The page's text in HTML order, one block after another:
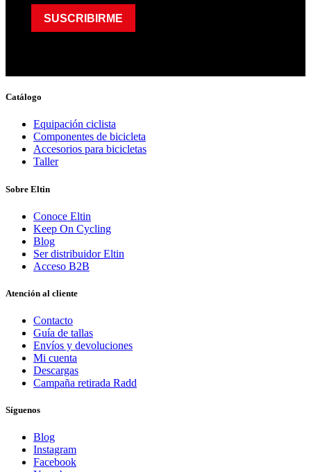
SUSCRIBIRME
Catálogo
Equipación ciclista
Componentes de bicicleta
Accesorios para bicicletas
Taller
Sobre Eltin
Conoce Eltin
Keep On Cycling
Blog
Ser distribuidor Eltin
Acceso B2B
Atención al cliente
Contacto
Guía de tallas
Envíos y devoluciones
Mi cuenta
Descargas
Campaña retirada Radd
Síguenos
Blog
Instagram
Facebook